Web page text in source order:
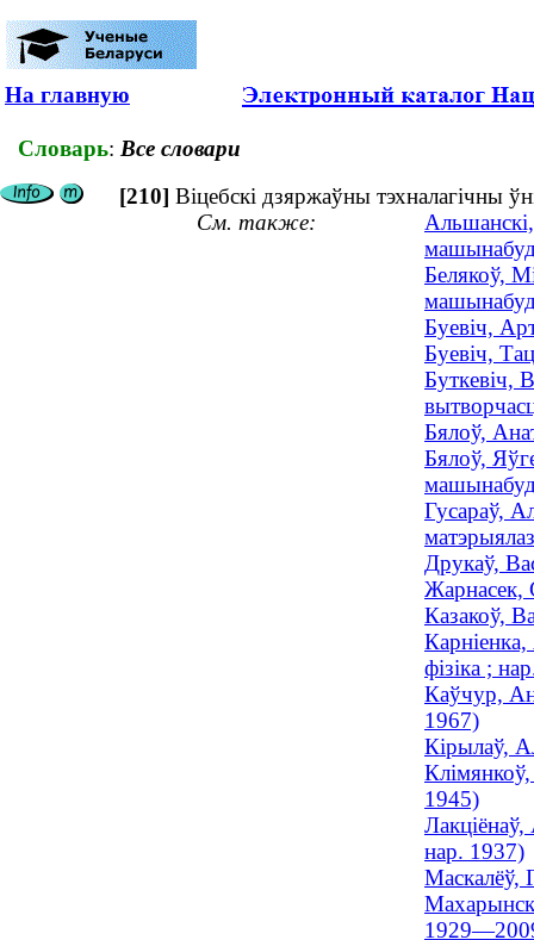
На главную
Словарь: Все словари
[210] Віцебскі дзяржаўны тэхналагічны
См. также:
Белякоў,
Буевіч,
Буевіч,
Буткевіч,
Бялоў,
Бялоў,
Гусараў,
Друкаў,
Жарнасек,
Казакоў,
фізіка ;
Каўчур,
1967)
Кірылаў,
1945)
нар. 1937)
Маскалёў,